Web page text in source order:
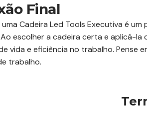
Final
uma Cadeira Led Tools Executiva é
escolher a cadeira certa e aplicá-la
vida e eficiência no trabalho. Pense
trabalho.